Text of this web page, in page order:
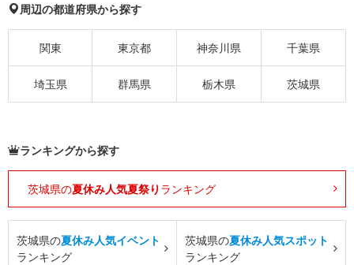
周辺の都道府県から探す
関東 東京都 神奈川県 千葉県
埼玉県 群馬県 栃木県 茨城県
ランキングから探す
茨城県の夏休み人気夏祭り ランキング
茨城県の夏休み人気イベント
ランキング
茨城県の夏休み人気スポット
ランキング